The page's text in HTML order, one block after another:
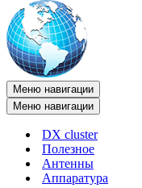
Меню навигации
Меню навигации
DX cluster
Полезное
Антенны
Аппаратура